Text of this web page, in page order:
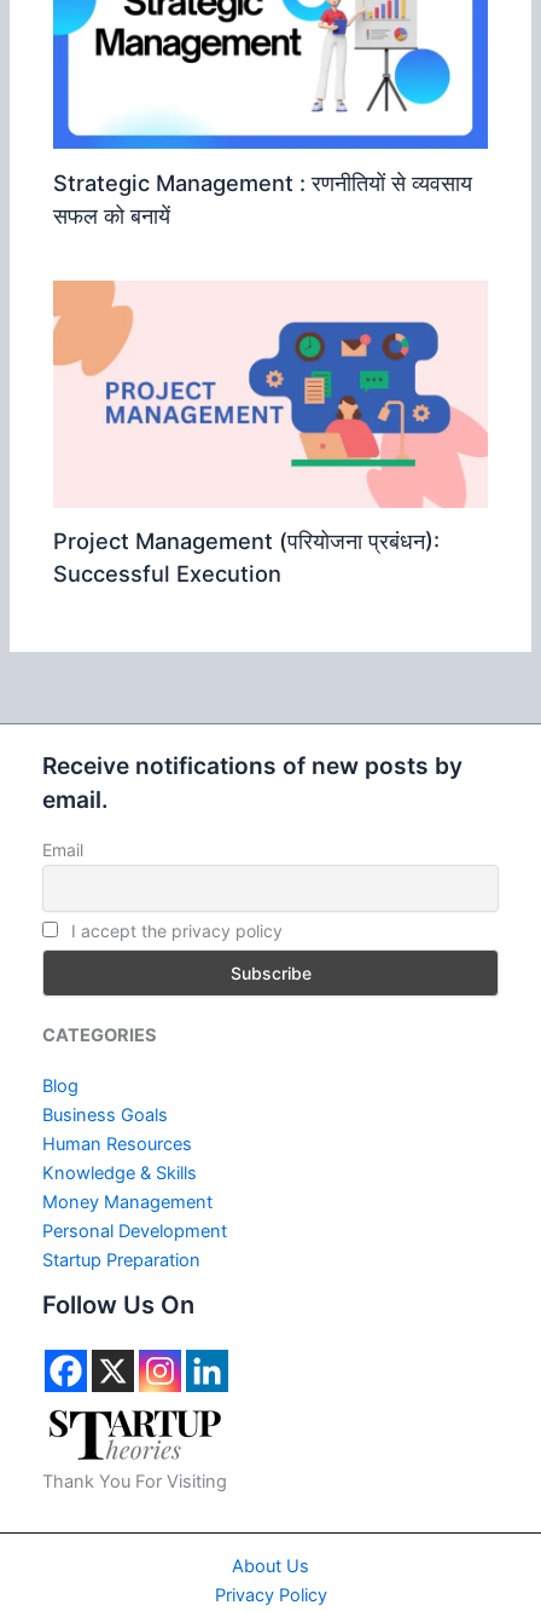
Strategic Management : रणनीतियों से व्‍यवसाय
सफल को बनायें
Project Management (परियोजना प्रबंधन):
Successful Execution
Receive notifications of new posts by
email.
Email
I accept the privacy policy
CATEGORIES
Blog
Business Goals
Human Resources
Knowledge & Skills
Money Management
Personal Development
Startup Preparation
Follow Us On
Thank You For Visiting
About Us
Privacy Policy